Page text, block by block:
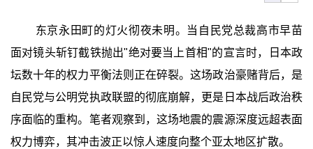
东京永田町的灯火彻夜未明。当自民党总裁高市早苗
面对镜头斩钉截铁抛出"绝对要当上首相"的宣言时，日本政
坛数十年的权力平衡法则正在碎裂。这场政治豪赌背后，是
自民党与公明党执政联盟的彻底崩解，更是日本战后政治秩
序面临的重构。笔者观察到，这场地震的震源深度远超表面
权力博弈，其冲击波正以惊人速度向整个亚太地区扩散。